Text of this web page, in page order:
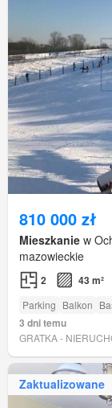
810 000 zł
Mieszkanie w
mazowieckie
2 43 m²
Parking Balkon
3 dni temu
GRATKA -
Zaktualizowane